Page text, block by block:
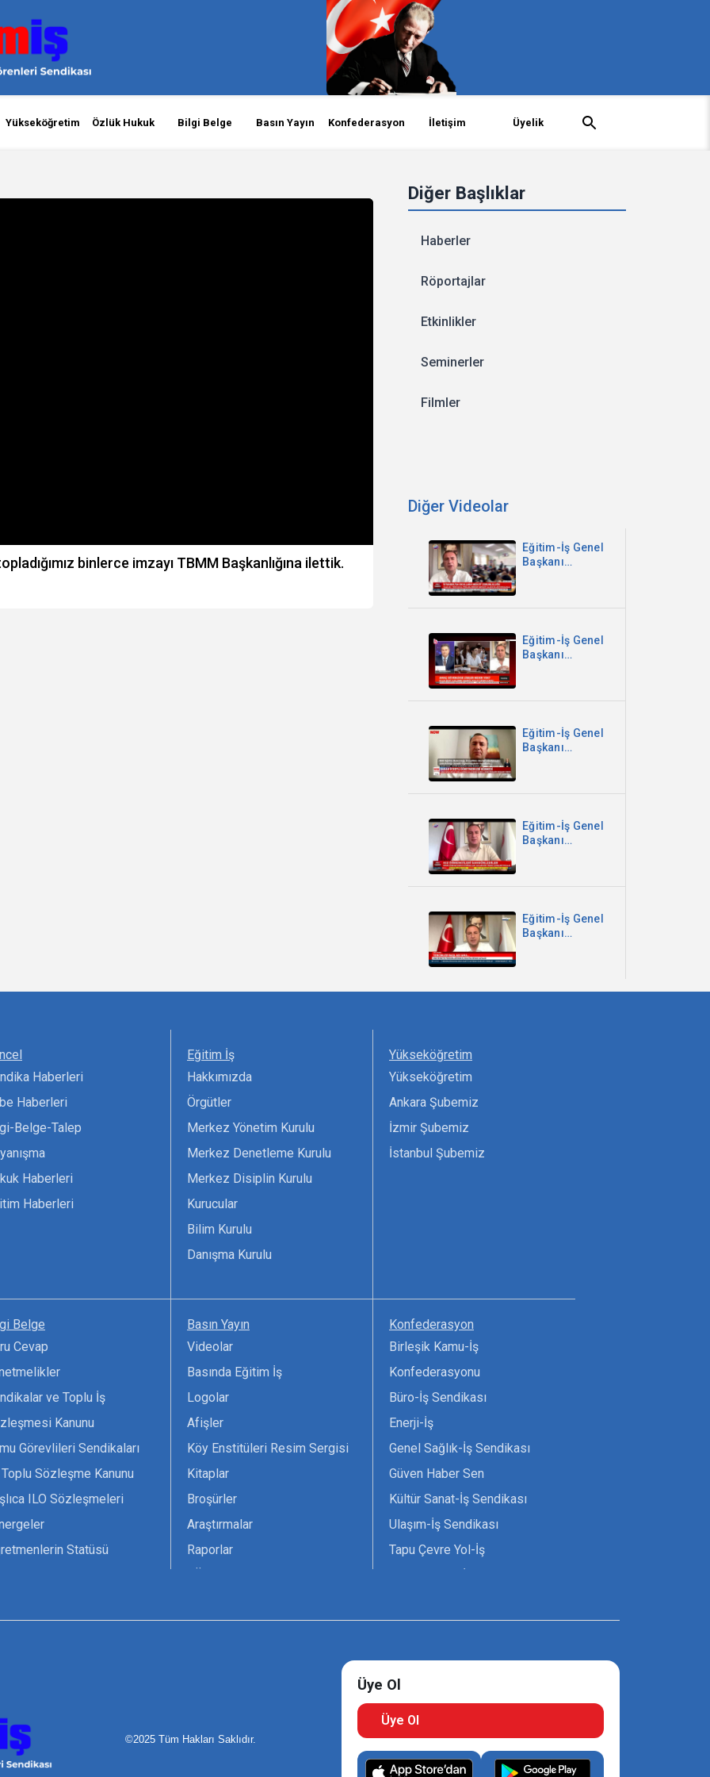
Yükseköğretim Özlük Hukuk Bilgi Belge Basın Yayın Konfederasyon İletişim Üyelik
Diğer Başlıklar
Haberler
Röportajlar
Etkinlikler
Seminerler
Filmler
Diğer Videolar
Eğitim-İş Genel
Başkanı
Zorunluluğu -
Sözcü TV
Eğitim-İş Genel
Başkanı
Eğitim-İş Genel
Başkanı
TV
Eğitim-İş Genel
Başkanı
Eğitim-İş Genel
Başkanı
binlerce imzayı TBMM Başkanlığına ilettik.
Haberleri
Haberleri
Belge-Talep
Haberleri
Haberleri
Eğitim İş
Hakkımızda
Örgütler
Merkez Yönetim Kurulu
Merkez Denetleme Kurulu
Merkez Disiplin Kurulu
Kurucular
Bilim Kurulu
Danışma Kurulu
Yükseköğretim
Yükseköğretim
Ankara Şubemiz
İzmir Şubemiz
İstanbul Şubemiz
Belge
Cevap
ve Toplu İş
Kanunu
Görevlileri Sendikaları
Sözleşme Kanunu
ILO Sözleşmeleri
Statüsü
Formları
Basın Yayın
Videolar
Basında Eğitim İş
Logolar
Afişler
Köy Enstitüleri Resim Sergisi
Kitaplar
Broşürler
Araştırmalar
Raporlar
Pankartlar
Konfederasyon
Birleşik Kamu-İş
Konfederasyonu
Büro-İş Sendikası
Enerji-İş
Genel Sağlık-İş Sendikası
Güven Haber Sen
Kültür Sanat-İş Sendikası
Ulaşım-İş Sendikası
Tapu Çevre Yol-İş
Uzman Diyanet - Sen
©2025 Tüm Hakları Saklıdır.
Üye Ol
Üye Ol